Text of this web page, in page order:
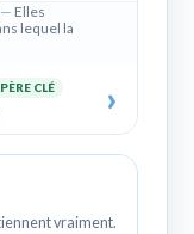
Elles
lequel la
CLÉ
vraiment.